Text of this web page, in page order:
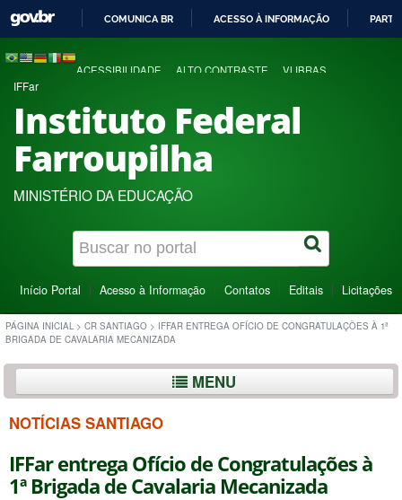
COMUNICA BR ACESSO À INFORMAÇÃO
ACESSIBILIDADE ALTO CONTRASTE VLIBRAS
IFFar
Instituto Federal
Farroupilha
MINISTÉRIO DA EDUCAÇÃO
Início Portal Acesso à Informação Contatos Editais Licitações
PÁGINA INICIAL > CR SANTIAGO > IFFAR ENTREGA OFÍCIO DE CONGRATULAÇÕES À 1ª
BRIGADA DE CAVALARIA MECANIZADA
MENU
NOTÍCIAS SANTIAGO
IFFar entrega Ofício de Congratulações à
1ª Brigada de Cavalaria Mecanizada